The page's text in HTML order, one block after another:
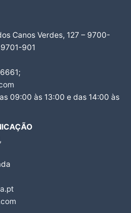
Canos Verdes, 127 – 9700-
901
09:00 às 13:00 e das 14:00 às